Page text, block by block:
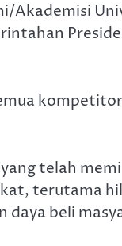
Akademisi
telah
terutama
daya beli